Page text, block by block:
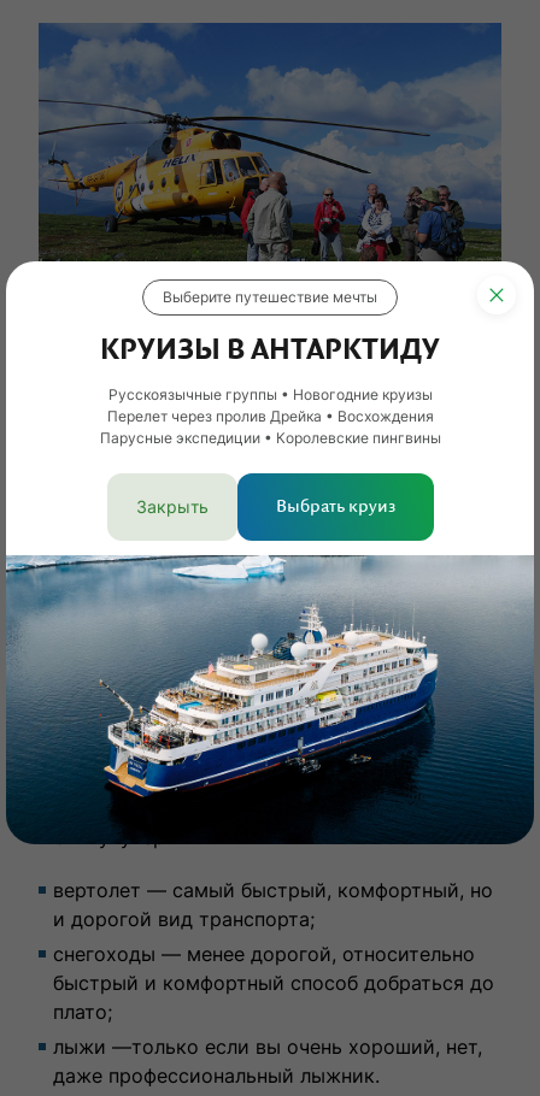
Как добраться до плато Маньпупунёр?
Посещать плато можно зимой и летом. В
межсезонье дорогу сильно усложняют дожди
и паводок, что делает некоторые тропы
недоступными, а выходящие из берегов реки
непроходимыми. К Маньпупунёру ведет
несколько официально разрешенных
маршрутов, которые можно преодолеть на
абсолютно разных видах транспорта.
Исключение составляют автомаршруты — они
были закрыты в 2004 году.
На чем можно добраться до плато
вертолет — самый быстрый, комфортный, но
и дорогой вид транспорта;
снегоходы — менее дорогой, относительно
быстрый и комфортный способ добраться до
плато;
лыжи —только если вы очень хороший, нет,
даже профессиональный лыжник.
Выберите путешествие мечты
КРУИЗЫ В АНТАРКТИДУ
Русскоязычные группы • Новогодние круизы
Перелет через пролив Дрейка • Восхождения
Парусные экспедиции • Королевские пингвины
Закрыть Выбрать круиз